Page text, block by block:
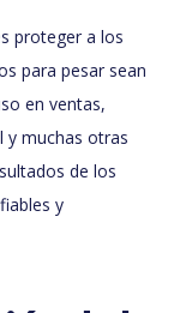
proteger a los
para pesar sean
en ventas,
y muchas otras
de los
y